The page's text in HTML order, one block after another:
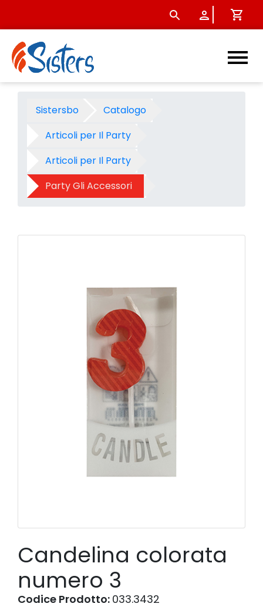
Candelina colorata
Sistersbo
Catalogo
Articoli per Il Party
Articoli per Il Party
Party Gli Accessori
Candelina colorata
numero 3
Codice Prodotto: 033.3432